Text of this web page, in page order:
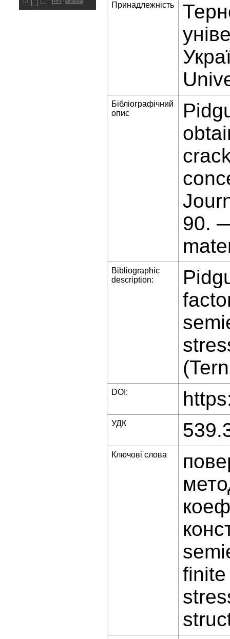
Принадлежність
Бібліографічний
опис
90.
Bibliographic
description:
DOI:
УДК
Ключові слова